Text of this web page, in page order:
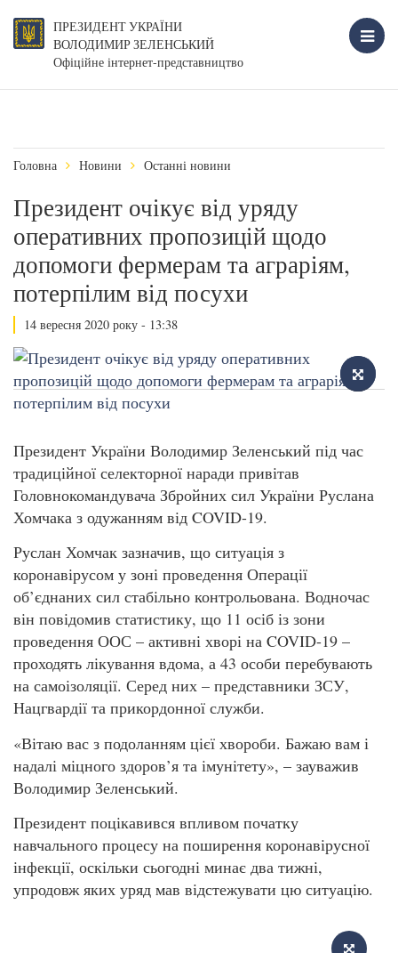
ПРЕЗИДЕНТ УКРАЇНИ
ВОЛОДИМИР ЗЕЛЕНСЬКИЙ
Офіційне інтернет-представництво
Головна Новини Останні новини
Президент очікує від уряду
оперативних пропозицій щодо
допомоги фермерам та аграріям,
потерпілим від посухи
14 вересня 2020 року - 13:38
Президент України Володимир Зеленський під час
традиційної селекторної наради привітав
Головнокомандувача Збройних сил України Руслана
Хомчака з одужанням від COVID-19.
Руслан Хомчак зазначив, що ситуація з
коронавірусом у зоні проведення Операції
об’єднаних сил стабільно контрольована. Водночас
він повідомив статистику, що 11 осіб із зони
проведення ООС – активні хворі на COVID-19 –
проходять лікування вдома, а 43 особи перебувають
на самоізоляції. Серед них – представники ЗСУ,
Нацгвардії та прикордонної служби.
«Вітаю вас з подоланням цієї хвороби. Бажаю вам і
надалі міцного здоров’я та імунітету», – зауважив
Володимир Зеленський.
Президент поцікавився впливом початку
навчального процесу на поширення коронавірусної
інфекції, оскільки сьогодні минає два тижні,
упродовж яких уряд мав відстежувати цю ситуацію.